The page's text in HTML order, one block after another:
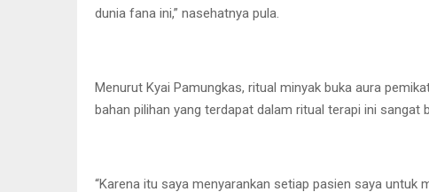
dunia fana ini,” nasehatnya pula.
Menurut Kyai Pamungkas, ritual minyak buka aura
bahan pilihan yang terdapat dalam ritual terapi ini
“Karena itu saya menyarankan setiap pasien saya untuk